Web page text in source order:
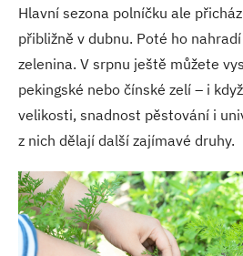
Hlavní sezona polníčku ale
přibližně v dubnu. Poté ho
zelenina. V srpnu ještě můžete
pekingské nebo čínské zelí – i
velikosti, snadnost pěstování i
z nich dělají další zajímavé druhy.